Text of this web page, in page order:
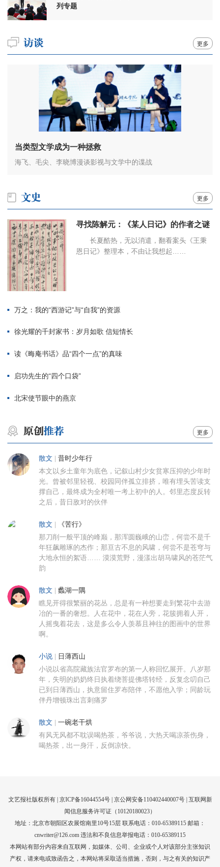
列专题
更多
当类型文学成为一种拯救
海飞、毛尖、李晓博漫谈影视与文学中的谍战
更多
寻找陈解元：《某人日记》的作者之谜
长夏酷热，无以消遣，翻看案头《王秉
恩日记》整理本，不由让我想起……
万之：我的“西游记”与“自我”的资源
徐光耀的千封家书：岁月如歌 信短情长
读《晦庵书话》品“四个一点”的真味
启功先生的“四个口袋”
北宋使节眼中的燕京
更多
散文 昔时少年行
本文以乡土童年为底色，记叙山村少女贫寒压抑的少年时
光。曾被邻里轻视、校园同伴孤立排挤，唯有埋头苦读支
撑自己，最终成为全村唯一考上初中的人。邻里态度反转
之后，昔日敌对的伙伴
散文 《苦行》
那刀削一般平顶的峰巅，那浑圆巍峨的山峦，何尝不是千
年狂飙雕琢的杰作；那亘古不息的风啸，何尝不是苍穹与
大地永恒的絮语…… 漠漠荒野，漫漾出胡马啸风的苍茫气
韵
散文 蠡湖一隅
瞧见开得很繁丽的花丛，总是有一种想要走到繁花中去游
冶的一番的奢想。人在花中，花在人旁，花簇拥着人开，
人摇曳着花去，这是多么令人羡慕且神往的图画中的世界
啊。
小说 日薄西山
小说以省高院藏族法官罗布的第一人称回忆展开。八岁那
年，失明的奶奶终日执着绕菩提佛塔转经，反复念叨自己
已到日薄西山，执意留住罗布陪伴，不愿他入学；同龄玩
伴丹增顿珠出言刺痛罗
散文 一碗老干烘
有风无风都不耽误喝热茶，爷爷说，大热天喝凉茶伤身，
喝热茶，出一身汗，反倒凉快。
文艺报社版权所有 | 京ICP备16044554号| 京公网安备110402440007号 | 互联网新
闻信息服务许可证（10120180023）
地址：北京市朝阳区农展馆南里10号15层 联系电话：010-65389115 邮箱：
cnwriter@126.com 违法和不良信息举报电话：010-65389115
本网站有部分内容来自互联网，如媒体、公司、企业或个人对该部分主张知识
产权，请来电或致函告之，本网站将采取适当措施，否则，与之有关的知识产